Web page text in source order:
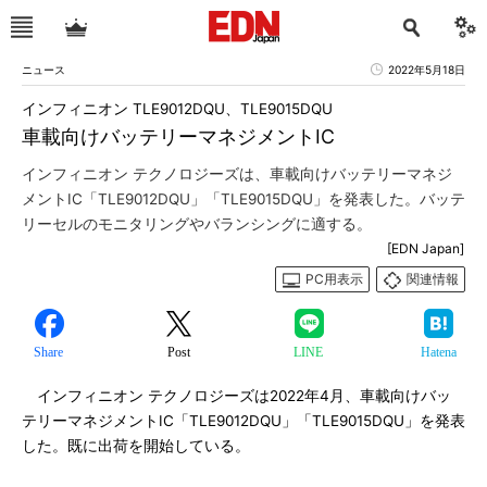
ニュース 2022年5月18日
車載向けバッテリーマネジメントIC
インフィニオン TLE9012DQU、TLE9015DQU
インフィニオン テクノロジーズは、車載向けバッテリーマネジ
メントIC「TLE9012DQU」「TLE9015DQU」を発表した。バッテ
リーセルのモニタリングやバランシングに適する。
[EDN Japan]
PC用表示
関連情報
Share Post LINE Hatena
インフィニオン テクノロジーズは2022年4月、車載向けバッ
テリーマネジメントIC「TLE9012DQU」「TLE9015DQU」を発表
した。既に出荷を開始している。